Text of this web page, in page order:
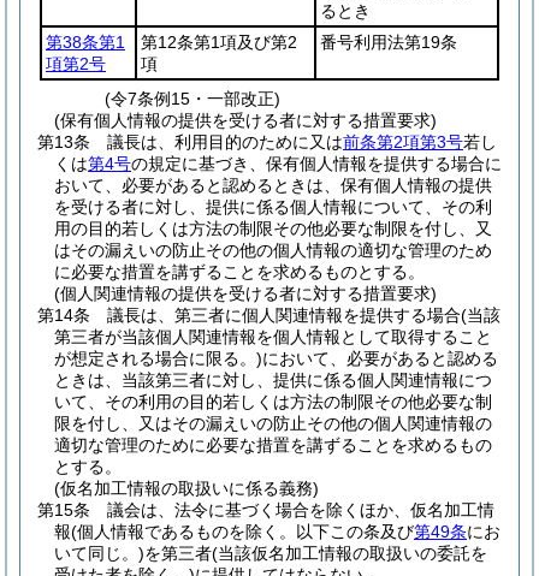
るとき
第38条第1
項第2号
第12条第1項及び第2
項
番号利用法第19条
(令7条例15・一部改正)
(保有個人情報の提供を受ける者に対する措置要求)
第13条
議長は、利用目的のために又は前条第2項第3号若し
くは第4号の規定に基づき、保有個人情報を提供する場合に
おいて、必要があると認めるときは、保有個人情報の提供
を受ける者に対し、提供に係る個人情報について、その利
用の目的若しくは方法の制限その他必要な制限を付し、又
はその漏えいの防止その他の個人情報の適切な管理のため
に必要な措置を講ずることを求めるものとする。
(個人関連情報の提供を受ける者に対する措置要求)
第14条
議長は、第三者に個人関連情報を提供する場合(当該
第三者が当該個人関連情報を個人情報として取得すること
が想定される場合に限る。)において、必要があると認める
ときは、当該第三者に対し、提供に係る個人関連情報につ
いて、その利用の目的若しくは方法の制限その他必要な制
限を付し、又はその漏えいの防止その他の個人関連情報の
適切な管理のために必要な措置を講ずることを求めるもの
とする。
(仮名加工情報の取扱いに係る義務)
第15条
議会は、法令に基づく場合を除くほか、仮名加工情
報(個人情報であるものを除く。以下この条及び第49条にお
いて同じ。)を第三者(当該仮名加工情報の取扱いの委託を